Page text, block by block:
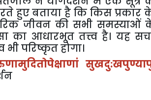
हुए बताया है कि किस प्रकार
जीवन की सभी समस्याओं
का आधारभूत तत्त्व है। यह सच
भीपरिष्कृतहोगा।
सुखदु: